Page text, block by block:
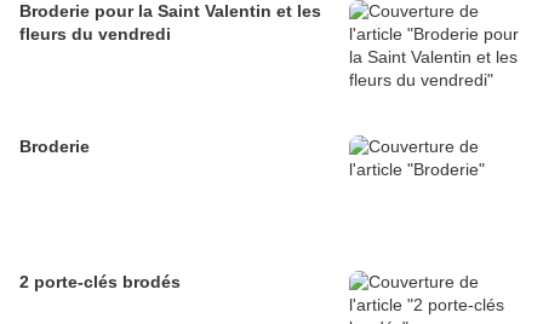
Broderie pour la Saint Valentin et les
fleurs du vendredi
Broderie
2 porte-clés brodés